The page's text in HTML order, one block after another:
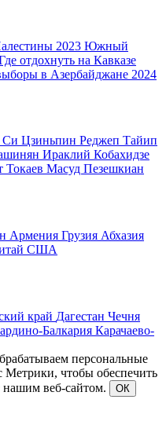
2023 Южный
отдохнуть на Кавказе
в Азербайджане 2024
Си Цзиньпин Реджеп Тайип
Ираклий Кобахидзе
Масуд Пезешкиан
Армения Грузия Абхазия
США
край Дагестан Чечня
Балкария Карачаево-
персональные
Метрики, чтобы обеспечить
нашим веб-сайтом.
ОК